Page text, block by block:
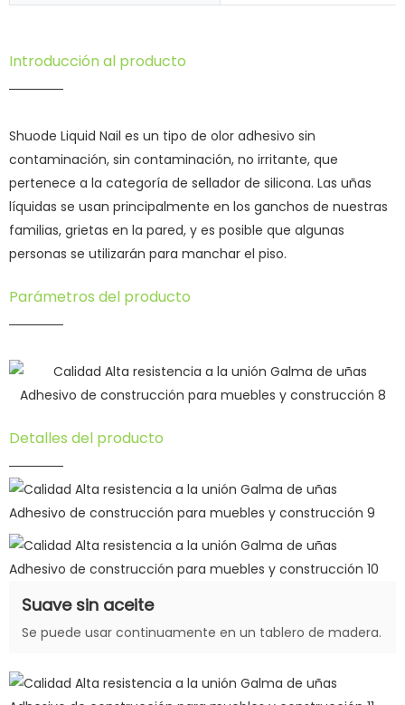
Introducción al producto
Shuode Liquid Nail es un tipo de olor adhesivo sin
contaminación, sin contaminación, no irritante, que
pertenece a la categoría de sellador de silicona. Las uñas
líquidas se usan principalmente en los ganchos de nuestras
familias, grietas en la pared, y es posible que algunas
personas se utilizarán para manchar el piso.
Parámetros del producto
Detalles del producto
Suave sin aceite
Se puede usar continuamente en un tablero de madera.